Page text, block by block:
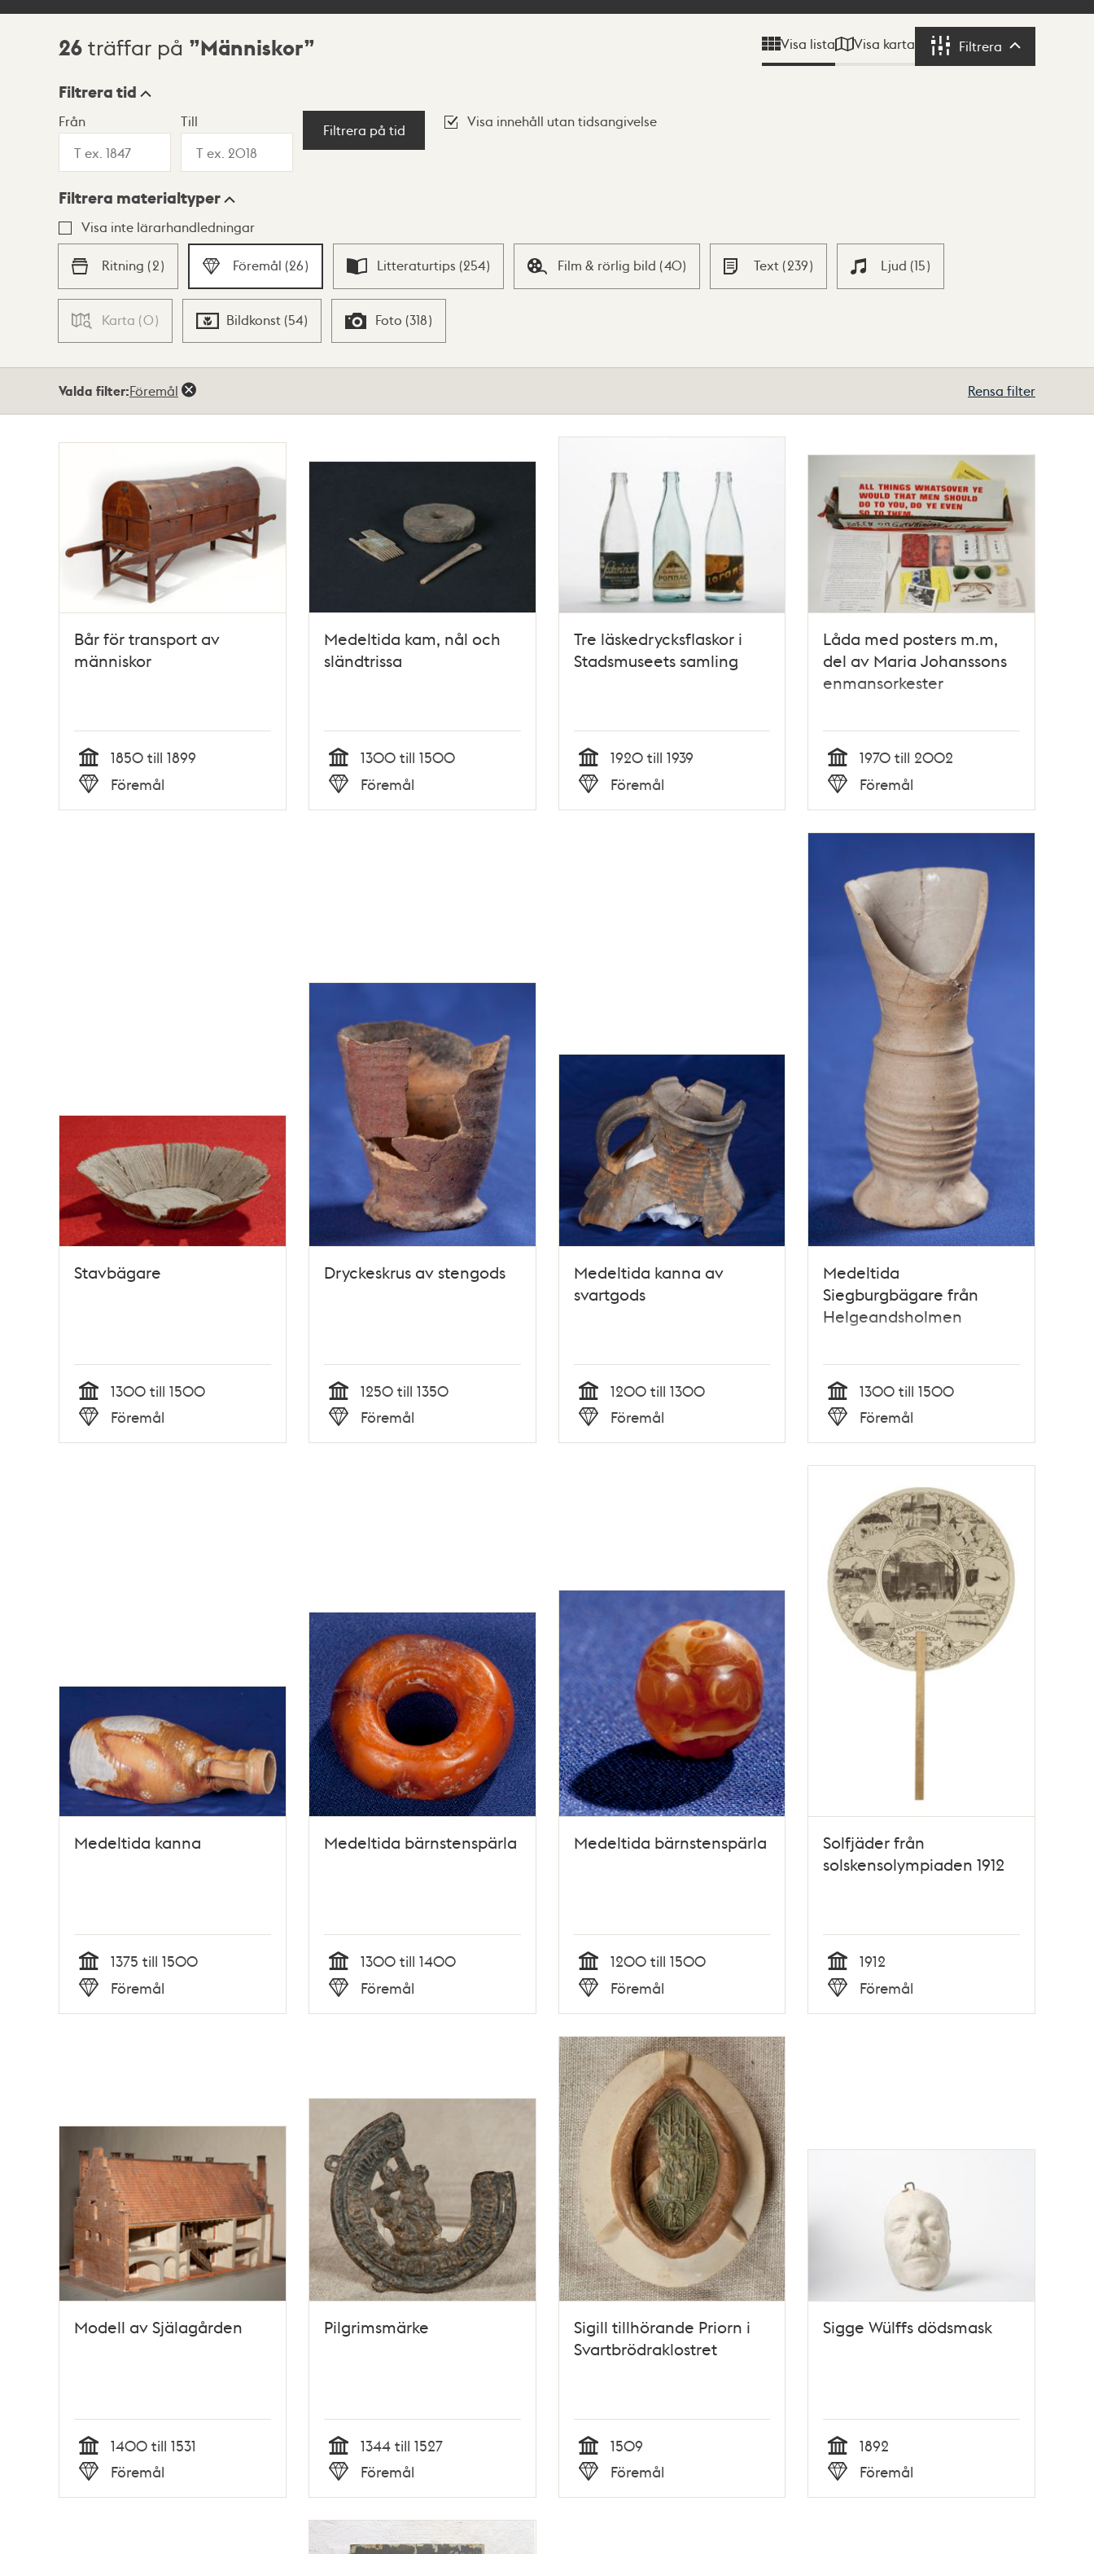
Sökresultat
26 träffar på Människor Visa lista Visa karta Filtrera Filtrera
Visningsläge
Lista Karta
Filtrera tid
Från Till
Filtrera på tid
Visa innehåll utan tidsangivelse
Filtrera materialtyper
Visa inte lärarhandledningar
Ritning (2) Föremål (26) Litteraturtips (254) Film & rörlig bild (40) Text (239) Ljud (15)
Karta (0) Bildkonst (54) Foto (318)
Valda filter:Föremål Rensa filter
Bår för transport av
människor
Tid
1850 till 1899
Föremål
Medeltida kam, nål och
sländtrissa
Tid
1300 till 1500
Föremål
Tre läskedrycksflaskor i
Stadsmuseets samling
Tid
1920 till 1939
Föremål
Låda med posters m.m,
del av Maria Johanssons
enmansorkester
Tid
1970 till 2002
Föremål
Stavbägare
Tid
1300 till 1500
Typ
Föremål
Dryckeskrus av stengods
Tid
1250 till 1350
Typ
Föremål
Medeltida kanna av
svartgods
Tid
1200 till 1300
Typ
Föremål
Medeltida
Siegburgbägare från
Helgeandsholmen
Tid
1300 till 1500
Typ
Föremål
Medeltida kanna
Tid
1375 till 1500
Föremål
Medeltida bärnstenspärla
Tid
1300 till 1400
Föremål
Medeltida bärnstenspärla
Tid
1200 till 1500
Föremål
Solfjäder från
solskensolympiaden 1912
Tid
1912
Föremål
Modell av Själagården
Tid
1400 till 1531
Typ
Föremål
Pilgrimsmärke
Tid
1344 till 1527
Typ
Föremål
Sigill tillhörande Priorn i
Svartbrödraklostret
Tid
1509
Typ
Föremål
Sigge Wülffs dödsmask
Tid
1892
Typ
Föremål